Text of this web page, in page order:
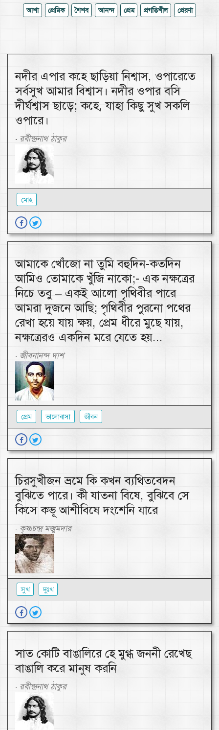
আশা
প্রেমিক শৈশব আনন্দ প্রেম প্রগতিশীল প্রেরণা
নদীর এপার কহে ছাড়িয়া নিশ্বাস, ওপারেতে
সর্বসুখ আমার বিশ্বাস। নদীর ওপার বসি
দীর্ঘশ্বাস ছাড়ে; কহে, যাহা কিছু সুখ সকলি
ওপারে।
- রবীন্দ্রনাথ ঠাকুর
মোহ
আমাকে খোঁজো না তুমি বহুদিন-কতদিন
আমিও তোমাকে খুঁজি নাকো;- এক নক্ষত্রের
নিচে তবু – একই আলো পৃথিবীর পারে
আমরা দুজনে আছি; পৃথিবীর পুরনো পথের
রেখা হয়ে যায় ক্ষয়, প্রেম ধীরে মুছে যায়,
নক্ষত্রেরও একদিন মরে যেতে হয়...
- জীবনানন্দ দাশ
প্রেম ভালোবাসা জীবন
চিরসুখীজন ভ্রমে কি কখন ব্যথিতবেদন
বুঝিতে পারে। কী যাতনা বিষে, বুঝিবে সে
কিসে কভূ আশীবিষে দংশেনি যারে
- কৃষ্ণচন্দ্র মজুমদার
সুখ দুঃখ
সাত কোটি বাঙালিরে হে মুগ্ধ জননী রেখেছ
বাঙালি করে মানুষ করনি
- রবীন্দ্রনাথ ঠাকুর